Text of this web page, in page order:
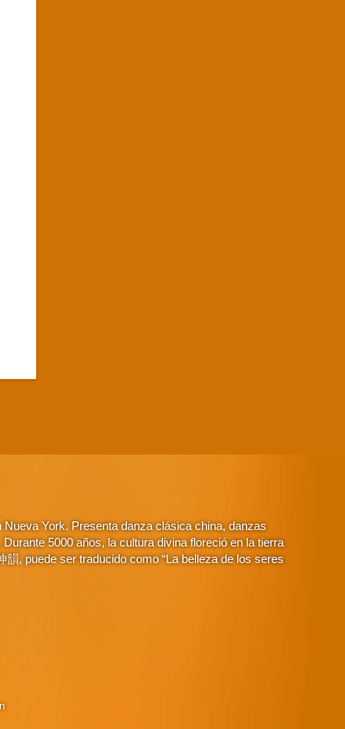
York. Presenta danza clásica china, danzas
5000 años, la cultura divina floreció en la tierra
, puede ser traducido como “La belleza de los seres